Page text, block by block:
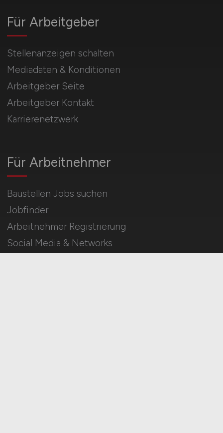
Für Arbeitnehmer
Baustellen Jobs suchen
Jobfinder
Arbeitnehmer Registrierung
Social Media & Networks
Für Arbeitgeber
Stellenanzeigen schalten
Mediadaten & Konditionen
Arbeitgeber Seite
Arbeitgeber Kontakt
Karrierenetzwerk